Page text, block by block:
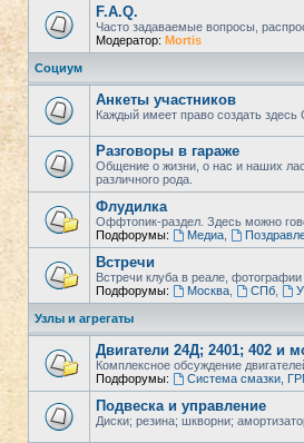
F.A.Q.
Часто задаваемые вопросы,
Модератор: Mortis
Социум
Анкеты участников
Каждый имеет право создать
Разговоры в гараже
Общение о жизни, о нас и наших
различного рода.
Флудилка
Оффтопик-раздел. Здесь можно
Подфорумы:
Медиа,
Встречи
Встречи клуба в реале, фотографии
Подфорумы:
Москва, СПб,
Узлы и агрегаты
Двигатели 24Д; 2401; 402 и
Комплексное обсуждение
Подфорумы:
Система смазки,
Подвеска и управление
Диски; резина; шкворни;